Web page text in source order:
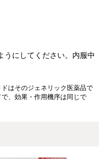
うにしてください。内服中
はそのジェネリック医薬品で
、効果・作用機序は同じで